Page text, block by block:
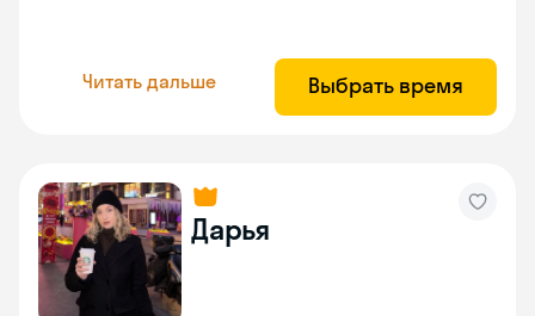
Читать дальше Выбрать время
Дарья